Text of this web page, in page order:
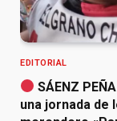
EDITORIAL
SÁENZ
una jornada de